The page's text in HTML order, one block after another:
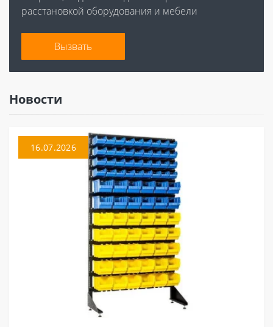
расстановкой оборудования и мебели
Вызвать
Новости
16.07.2026